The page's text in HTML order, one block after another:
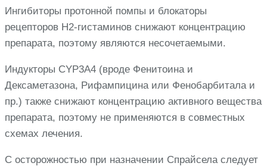
Ингибиторы протонной помпы и блокаторы
рецепторов Н2-гистаминов снижают концентрацию
препарата, поэтому являются несочетаемыми.
Индукторы CYP3А4 (вроде Фенитоина и
Дексаметазона, Рифампицина или Фенобарбитала и
пр.) также снижают концентрацию активного вещества
препарата, поэтому не применяются в совместных
схемах лечения.
С осторожностью при назначении Спрайсела следует